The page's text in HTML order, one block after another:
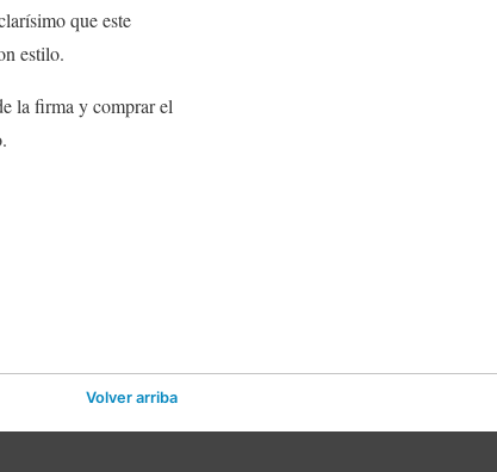
que este
estilo.
la firma y comprar el
Volver arriba